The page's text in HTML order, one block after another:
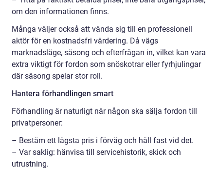
om den informationen finns.
Många väljer också att vända sig till en professionell
aktör för en kostnadsfri värdering. Då vägs
marknadsläge, säsong och efterfrågan in, vilket kan vara
extra viktigt för fordon som snöskotrar eller fyrhjulingar
där säsong spelar stor roll.
Hantera förhandlingen smart
Förhandling är naturligt när någon ska sälja fordon till
privatpersoner:
– Bestäm ett lägsta pris i förväg och håll fast vid det.
– Var saklig: hänvisa till servicehistorik, skick och
utrustning.